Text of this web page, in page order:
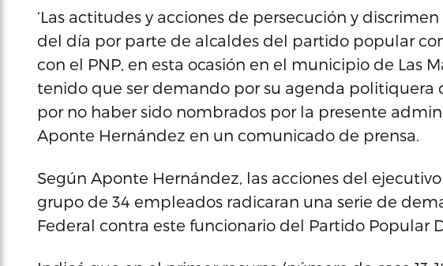
‘Las actitudes y acciones de persecución y
del día por parte de alcaldes del partido popular
con el PNP, en esta ocasión en el municipio de Las
tenido que ser demando por su agenda politiquera
por no haber sido nombrados por la presente
Aponte Hernández en un comunicado de prensa.
Según Aponte Hernández, las acciones del
grupo de 34 empleados radicaran una serie de
Federal contra este funcionario del Partido Popular